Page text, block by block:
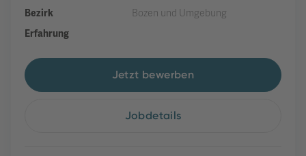
Bezirk
Bozen und Umgebung
Erfahrung
Jetzt bewerben
Jobdetails